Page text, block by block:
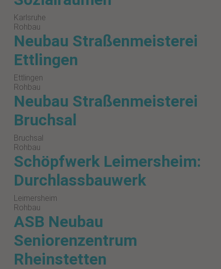
Karlsruhe
Rohbau
Neubau Straßenmeisterei
Ettlingen
Ettlingen
Rohbau
Neubau Straßenmeisterei
Bruchsal
Bruchsal
Rohbau
Schöpfwerk Leimersheim:
Durchlassbauwerk
Leimersheim
Rohbau
ASB Neubau
Seniorenzentrum
Rheinstetten